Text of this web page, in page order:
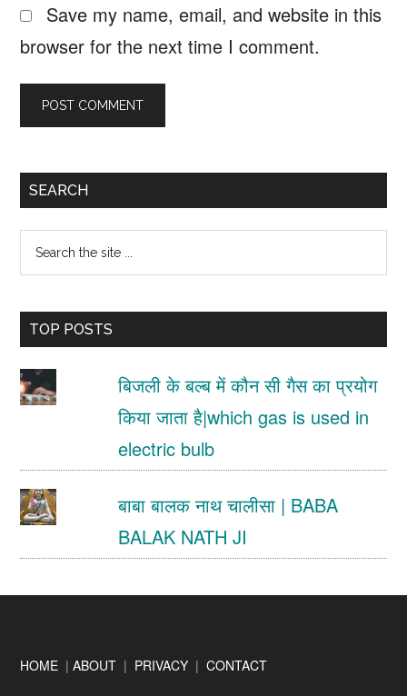
Save my name, email, and website in this
browser for the next time I comment.
Primary
SEARCH
Search
the
site
...TOP POSTS
बिजली के बल्ब में कौन सी गैस का प्रयोग
किया जाता है|which gas is used in
electric bulb
बाबा बालक नाथ चालीसा | BABA
BALAK NATH JI
Footer
HOME |ABOUT | PRIVACY |CONTACT